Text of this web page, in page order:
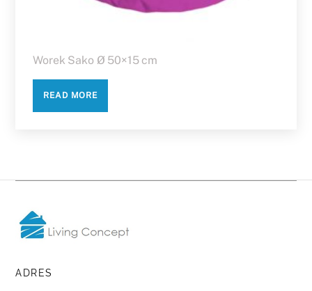
Worek Sako Ø 50×15 cm
READ MORE
ADRES